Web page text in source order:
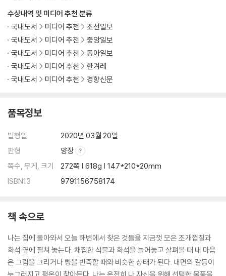
수상내역 및 미디어 추천 분류
국내도서
미디어 추천
조선일보
국내도서
미디어 추천
중앙일보
국내도서
미디어 추천
동아일보
국내도서
미디어 추천
한겨레
국내도서
미디어 추천 경향신문
품목정보
발행일
2020년 03월 20일
판형
양장
쪽수, 무게, 크기
272쪽 | 618g | 147*210*20mm
ISBN13
9791156758174
책 속으로
나는 집에 돌아와서 오늘 해변에서 찾은 것들을 지금껏 모은 조개껍질과
화석 옆에 펼쳐 놓는다. 채집한 식물과 화석을 늘어놓고 살펴볼 때 내 마음
은 그림을 그리거나 빵을 반죽할 때와 비슷한 상태가 된다. 내면의 갈등이